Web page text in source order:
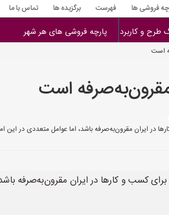
فروشی ها فهرست برگزیده ها تماس با ما
طرح و کاربرد پارچه فروشی های هر شهر
است
است
در ایران مقرون‌به‌صرفه باشد، اما عوامل متعددی در این
کسب و کارها در ایران مقرون‌به‌صرفه